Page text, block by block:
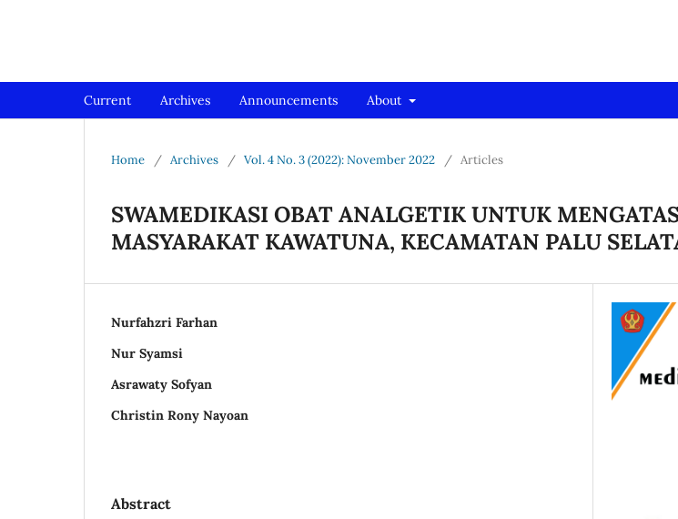
Current Archives Announcements About
Home / Archives / Vol. 4 No. 3 (2022): November 2022 / Articles
SWAMEDIKASI OBAT ANALGETIK UNTUK
MASYARAKAT KAWATUNA, KECAMATAN PALU
Nurfahzri Farhan
Nur Syamsi
Asrawaty Sofyan
Christin Rony Nayoan
Abstract